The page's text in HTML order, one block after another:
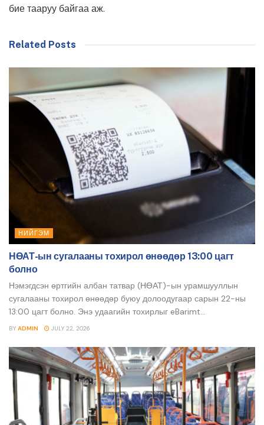
бие тааруу байгаа аж.
Related Posts
НИЙГЭМ
НӨАТ-ын сугалааны тохирол өнөөдөр 13:00 цагт
болно
Нэмэгдсэн өртгийн албан татвар (НӨАТ)-ын урамшууллын
сугалааны тохирол өнөөдөр буюу долоодугаар сарын 22-ны
13:00 цагт болно. Энэ удаагийн тохирлыг eBarimt...
BY ADMIN JULY 22, 2026